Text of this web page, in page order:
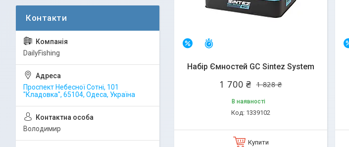
–7%
Набір Ємностей GC Sintez System
1 828 ₴
1 700 ₴
В наявності
1339102
Купити
DailyFishing
Проспект Небесної Сотні, 101
"Кладовка", 65104, Одеса, Україна
Володимир